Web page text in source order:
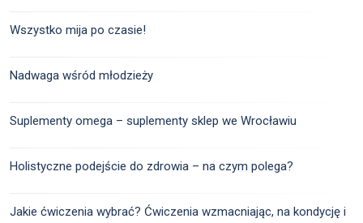
Wszystko mija po czasie!
Nadwaga wśród młodzieży
Suplementy omega – suplementy sklep we Wrocławiu
Holistyczne podejście do zdrowia – na czym polega?
Jakie ćwiczenia wybrać? Ćwiczenia wzmacniając, na kondycję i